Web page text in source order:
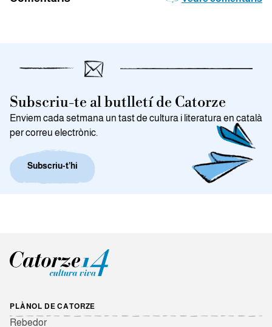
Subscriu-te al butlletí de Catorze
Enviem cada setmana un tast de cultura i literatura en català
per correu electrònic.
Subscriu-t’hi
PLÀNOL DE CATORZE
Rebedor